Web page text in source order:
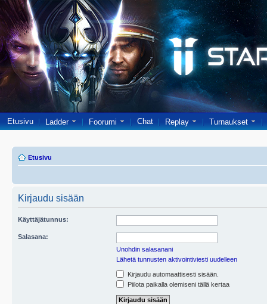
Etusivu Ladder Foorumi Chat Replay Turnaukset
Etusivu
Kirjaudu sisään
Käyttäjätunnus:
Salasana:
Unohdin salasanani
Lähetä tunnusten aktivointiviesti uudelleen
Kirjaudu automaattisesti sisään.
Piilota paikalla olemiseni tällä kertaa